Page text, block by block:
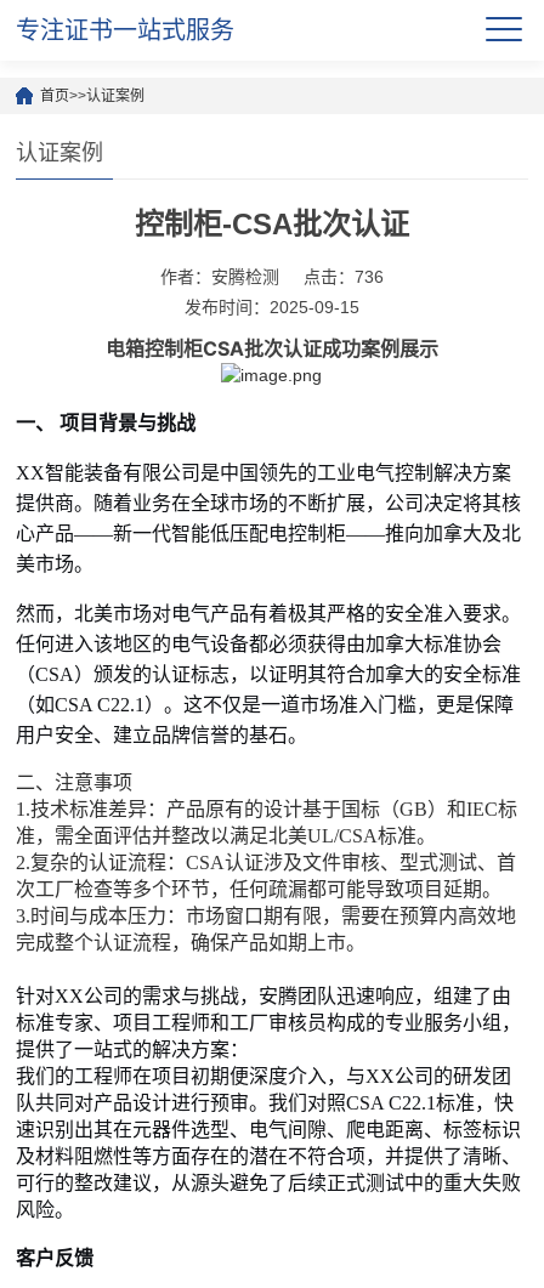
专注证书一站式服务
首页>>认证案例
认证案例
控制柜-CSA批次认证
作者：安腾检测
点击：736
发布时间：2025-09-15
电箱控制柜CSA批次认证成功案例展示
一、 项目背景与挑战
XX智能装备有限公司是中国领先的工业电气控制解决方案
提供商。随着业务在全球市场的不断扩展，公司决定将其核
心产品——新一代智能低压配电控制柜——推向加拿大及北
美市场。
然而，北美市场对电气产品有着极其严格的安全准入要求。
任何进入该地区的电气设备都必须获得由加拿大标准协会
（CSA）颁发的认证标志，以证明其符合加拿大的安全标准
（如CSA C22.1）。这不仅是一道市场准入门槛，更是保障
用户安全、建立品牌信誉的基石。
二、注意事项
1.技术标准差异：产品原有的设计基于国标（GB）和IEC标
准，需全面评估并整改以满足北美UL/CSA标准。
2.复杂的认证流程：CSA认证涉及文件审核、型式测试、首
次工厂检查等多个环节，任何疏漏都可能导致项目延期。
3.时间与成本压力：市场窗口期有限，需要在预算内高效地
完成整个认证流程，确保产品如期上市。
针对XX公司的需求与挑战，安腾团队迅速响应，组建了由
标准专家、项目工程师和工厂审核员构成的专业服务小组，
提供了一站式的解决方案：
我们的工程师在项目初期便深度介入，与XX公司的研发团
队共同对产品设计进行预审。我们对照CSA C22.1标准，快
速识别出其在元器件选型、电气间隙、爬电距离、标签标识
及材料阻燃性等方面存在的潜在不符合项，并提供了清晰、
可行的整改建议，从源头避免了后续正式测试中的重大失败
风险。
客户反馈